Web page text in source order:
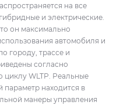
на все
и электрические.
он максимально
автомобиля и
городу, трассе и
согласно
циклу WLTP. Реальные
параметр находится в
манеры управления